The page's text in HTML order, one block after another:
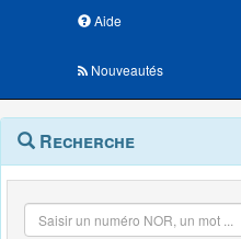
Aide
Nouveautés
Navigation
outils
Menu
contextuel
Recherche